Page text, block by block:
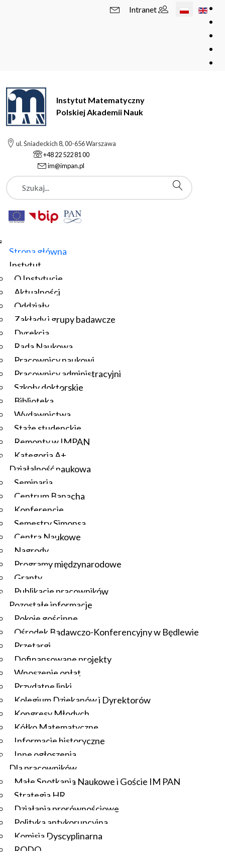
Wybierz swój
Intranet
Instytut Matematyczny
Polskiej Akademii Nauk
ul. Śniadeckich 8, 00-656 Warszawa
+48 22 522 81 00
im@impan.pl
Szukaj
Strona główna
Instytut
O Instytucie
Aktualności
Oddziały
Zakłady i grupy badawcze
Dyrekcja
Rada Naukowa
Pracownicy naukowi
Pracownicy administracyjni
Szkoły doktorskie
Biblioteka
Wydawnictwa
Staże studenckie
Remonty w IMPAN
Kategoria A+
Działalność naukowa
Seminaria
Centrum Banacha
Konferencje
Semestry Simonsa
Centra Naukowe
Nagrody
Programy międzynarodowe
Granty
Publikacje pracowników
Pozostałe informacje
Pokoje gościnne
Ośrodek Badawczo-Konferencyjny w Będlewie
Przetargi
Dofinansowane projekty
Wnoszenie opłat
Przydatne linki
Kolegium Dziekanów i Dyrektorów
Kongresy Młodych
Kółko Matematyczne
Informacje historyczne
Inne ogłoszenia
Dla pracowników
Małe Spotkania Naukowe i Goście IM PAN
Strategia HR
Działania prorównościowe
Polityka antykorupcyjna
Komisja Dyscyplinarna
RODO